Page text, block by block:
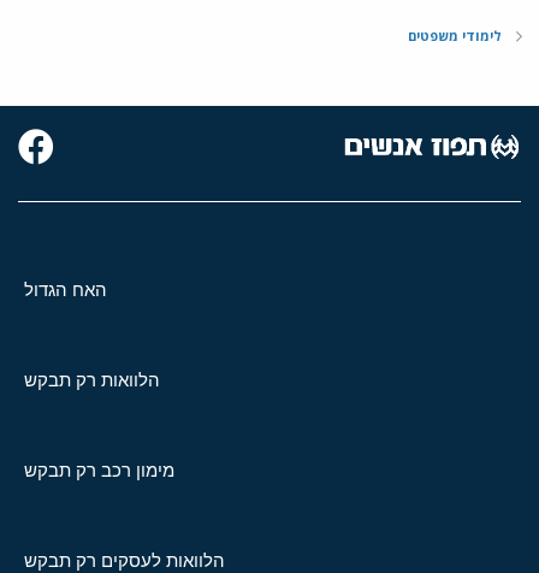
לימודי משפטים
האח הגדול
הלוואות רק תבקש
מימון רכב רק תבקש
הלוואות לעסקים רק תבקש